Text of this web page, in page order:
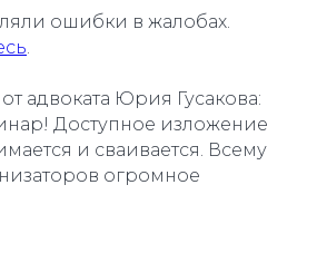
ошибки в жалобах.
.
адвоката Юрия Гусакова:
Доступное изложение
и сваивается. Всему
огромное